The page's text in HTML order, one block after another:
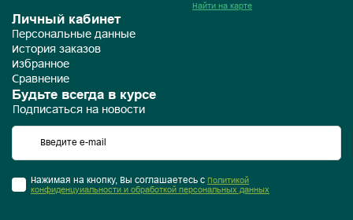
Найти на карте
Личный кабинет
Персональные данные
История заказов
Избранное
Сравнение
Будьте всегда в курсе
Подписаться на новости
Нажимая на кнопку, Вы соглашаетесь с Политикой
конфиденцуиальности и обработкой персональных данных